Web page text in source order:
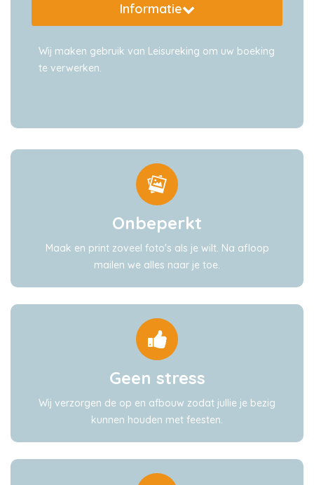
Informatie
Wij maken gebruik van Leisureking om uw boeking
te verwerken.
Onbeperkt
Maak en print zoveel foto's als je wilt. Na afloop
mailen we alles naar je toe.
Geen stress
Wij verzorgen de op en afbouw zodat jullie je bezig
kunnen houden met feesten.